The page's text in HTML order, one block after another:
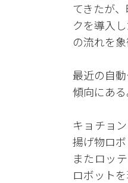
てきたが
クを導入
の流れを
最近の自
傾向にある
キョチョ
揚げ物ロ
またロッ
ロボット